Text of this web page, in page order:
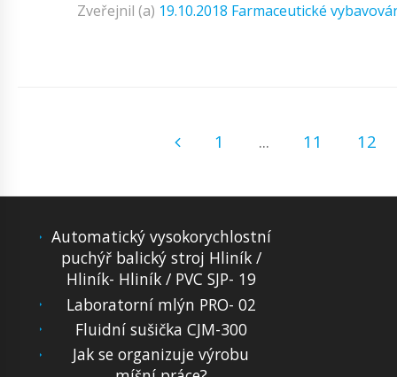
Zveřejnil (a) 19.10.2018 Farmaceutické
1 ... 11 12
Automatický vysokorychlostní
puchýř balický stroj Hliník /
Hliník- Hliník / PVC SJP- 19
Laboratorní mlýn PRO- 02
Fluidní sušička CJM-300
Jak se organizuje výrobu